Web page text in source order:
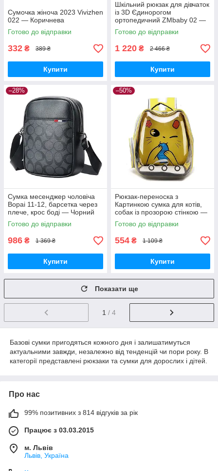
Сумочка жіноча 2023 Vivizhen
022 — Коричнева
Готово до відправки
332 ₴ 389 ₴
Купити
Шкільний рюкзак для дівчаток
із 3D Єдинорогом
ортопедичний ZMbaby 02 —
Фіолетовий — 3-6 клас,
висота 40 см
Готово до відправки
1 220 ₴ 2 466 ₴
Купити
–28%
Сумка месенджер чоловіча
Bopai 11-12, барсетка через
плече, крос боді — Чорний
Готово до відправки
986 ₴ 1 369 ₴
Купити
–50%
Рюкзак-переноска з
Картинкою сумка для котів,
собак із прозорою стінкою —
Жовтий
Готово до відправки
554 ₴ 1 109 ₴
Купити
Показати ще
1 / 4
Базові сумки пригодяться кожного дня і залишатимуться
актуальними завжди, незалежно від тенденцій чи пори року. В
категорії представлені рюкзаки та сумки для дорослих і дітей.
Про нас
99% позитивних з 814 відгуків за рік
Працює з 03.03.2015
м. Львів
Львів, Україна